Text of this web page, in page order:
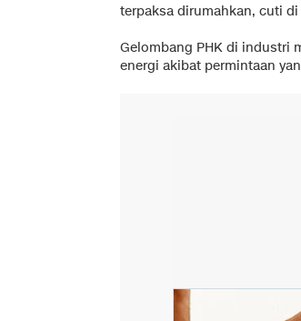
terpaksa dirumahkan, cuti
Gelombang PHK di industri
energi akibat permintaan